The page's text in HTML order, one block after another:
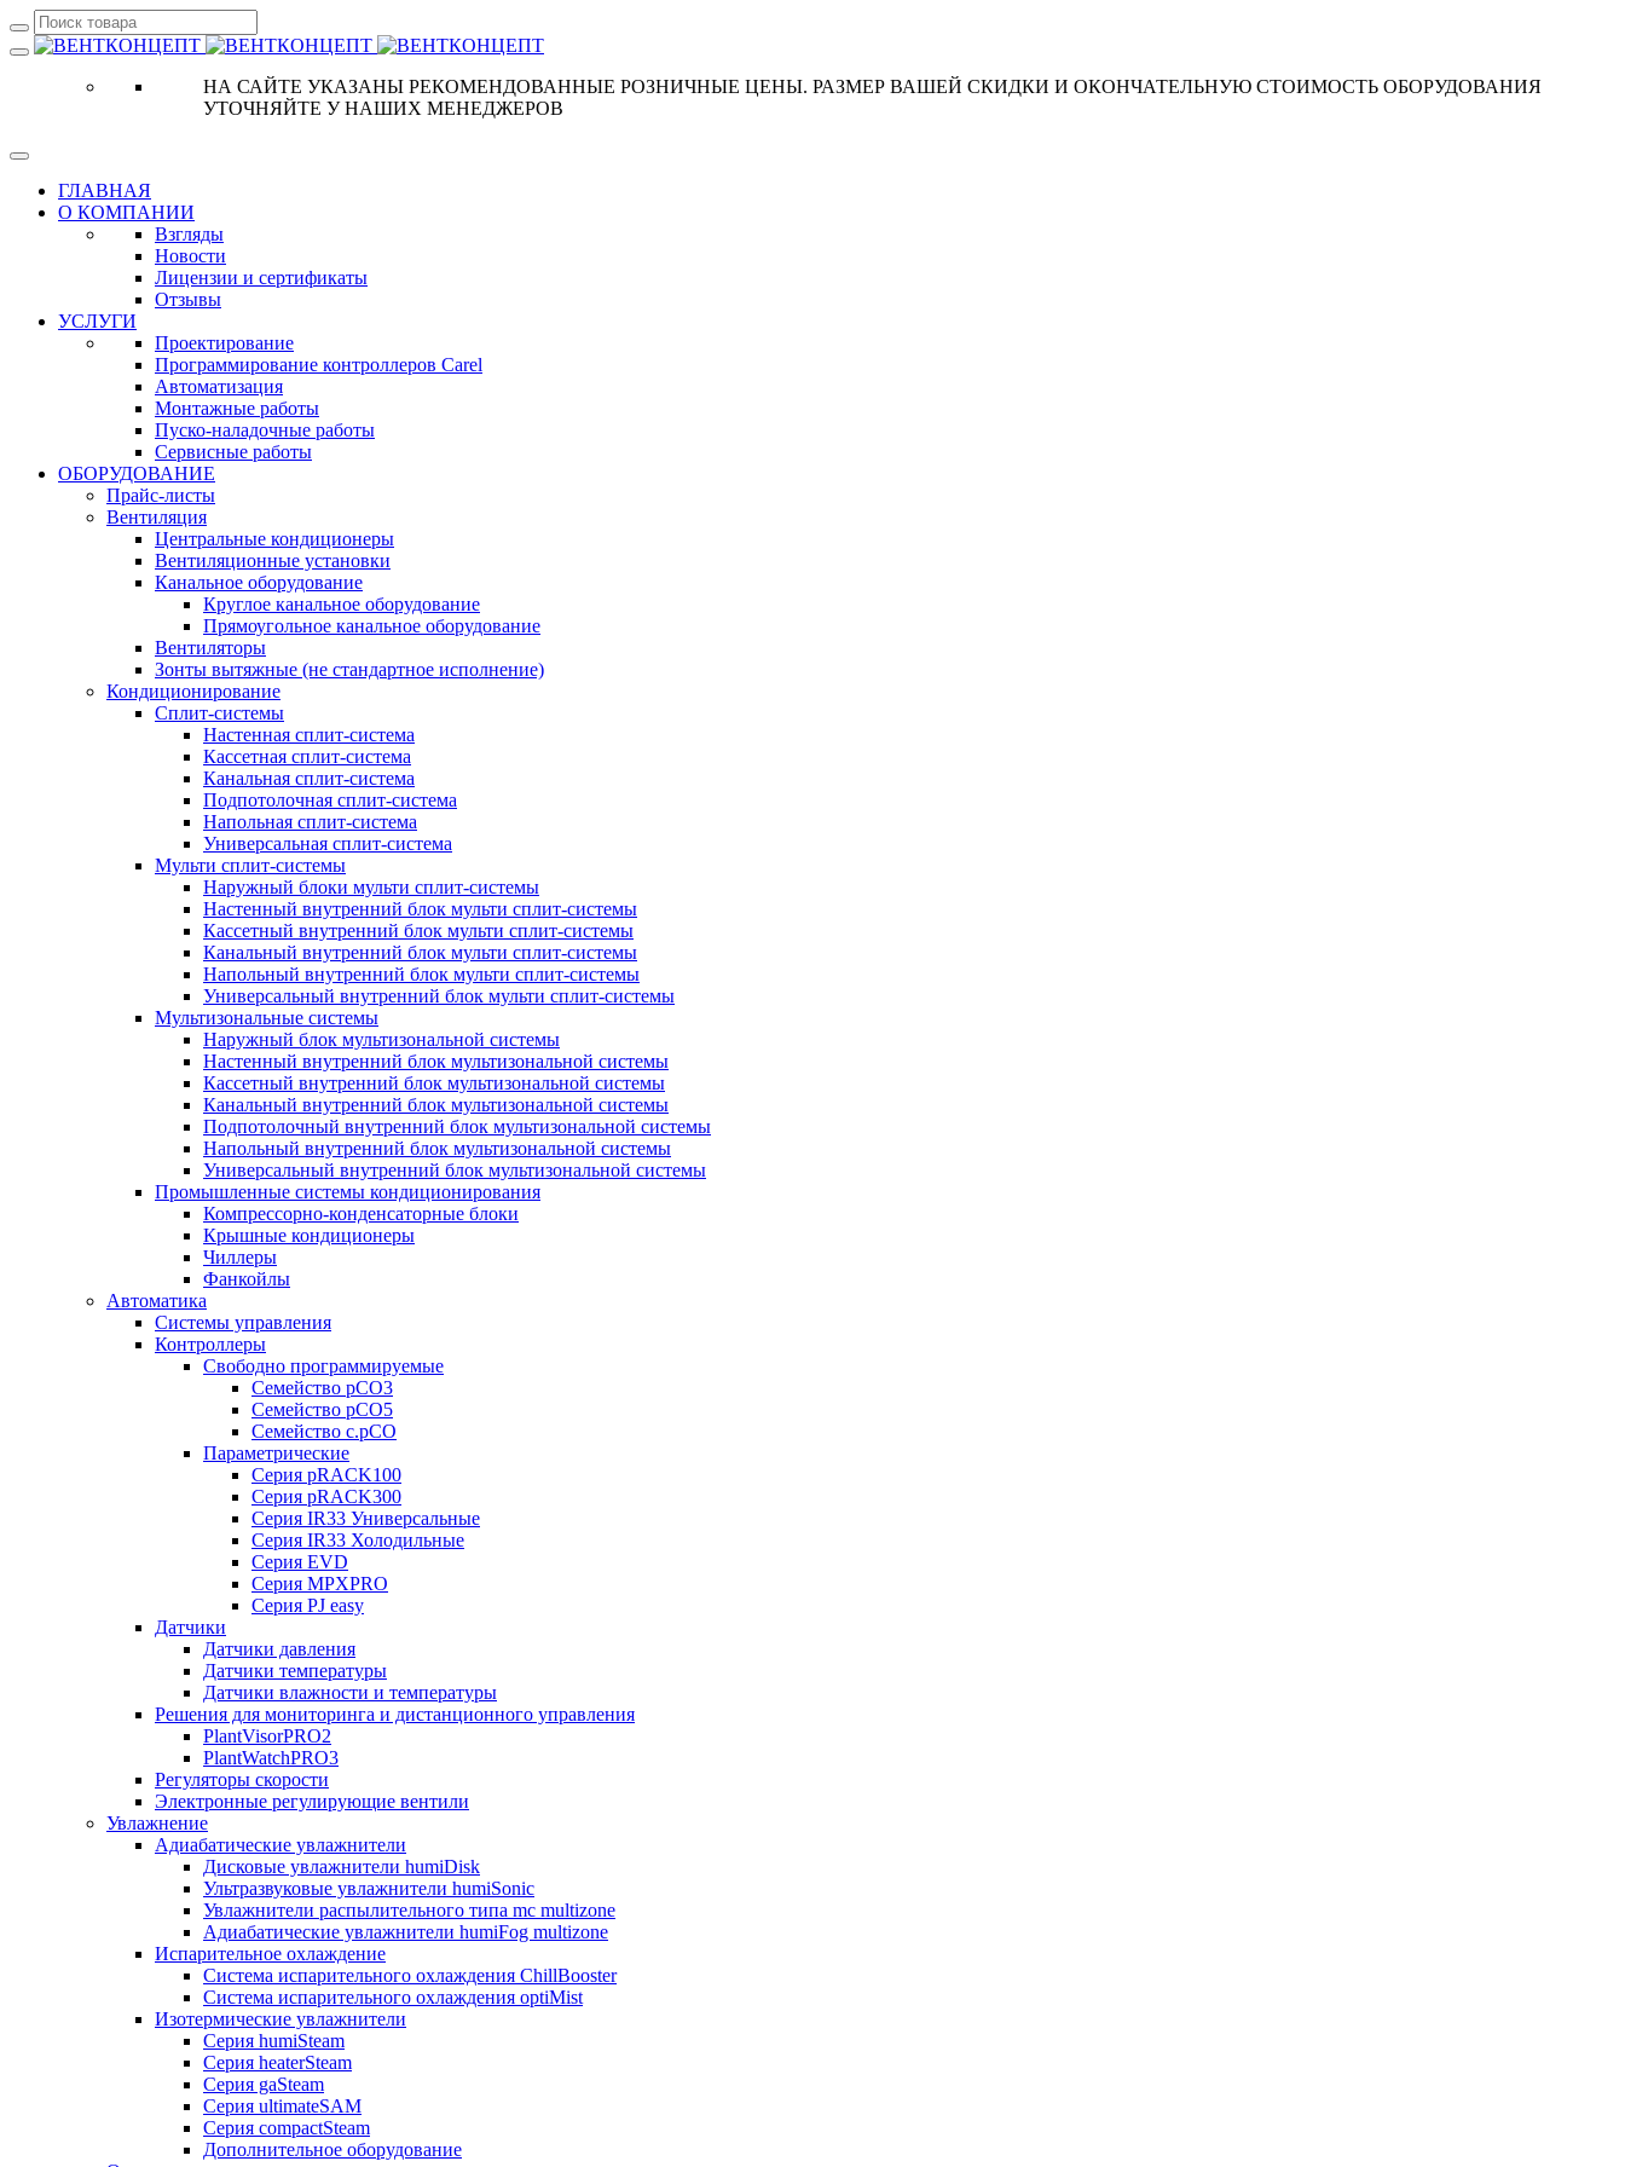
НА САЙТЕ УКАЗАНЫ РЕКОМЕНДОВАННЫЕ РОЗНИЧНЫЕ ЦЕНЫ. РАЗМЕР ВАШЕЙ СКИДКИ И ОКОНЧАТЕЛЬНУЮ СТОИМОСТЬ ОБОРУДОВАНИЯ
УТОЧНЯЙТЕ У НАШИХ МЕНЕДЖЕРОВ
ГЛАВНАЯ
О КОМПАНИИ
Взгляды
Новости
Лицензии и сертификаты
Отзывы
УСЛУГИ
Проектирование
Программирование контроллеров Carel
Автоматизация
Монтажные работы
Пуско-наладочные работы
Сервисные работы
ОБОРУДОВАНИЕ
Прайс-листы
Вентиляция
Центральные кондиционеры
Вентиляционные установки
Канальное оборудование
Круглое канальное оборудование
Прямоугольное канальное оборудование
Вентиляторы
Зонты вытяжные (не стандартное исполнение)
Кондиционирование
Сплит-системы
Настенная сплит-система
Кассетная сплит-система
Канальная сплит-система
Подпотолочная сплит-система
Напольная сплит-система
Универсальная сплит-система
Мульти сплит-системы
Наружный блоки мульти сплит-системы
Настенный внутренний блок мульти сплит-системы
Кассетный внутренний блок мульти сплит-системы
Канальный внутренний блок мульти сплит-системы
Напольный внутренний блок мульти сплит-системы
Универсальный внутренний блок мульти сплит-системы
Мультизональные системы
Наружный блок мультизональной системы
Настенный внутренний блок мультизональной системы
Кассетный внутренний блок мультизональной системы
Канальный внутренний блок мультизональной системы
Подпотолочный внутренний блок мультизональной системы
Напольный внутренний блок мультизональной системы
Универсальный внутренний блок мультизональной системы
Промышленные системы кондиционирования
Компрессорно-конденсаторные блоки
Крышные кондиционеры
Чиллеры
Фанкойлы
Автоматика
Системы управления
Контроллеры
Свободно программируемые
Семейство pCO3
Семейство pCO5
Семейство c.pCO
Параметрические
Серия pRACK100
Серия pRACK300
Серия IR33 Универсальные
Серия IR33 Холодильные
Серия EVD
Серия MPXPRO
Серия PJ easy
Датчики
Датчики давления
Датчики температуры
Датчики влажности и температуры
Решения для мониторинга и дистанционного управления
PlantVisorPRO2
PlantWatchPRO3
Регуляторы скорости
Электронные регулирующие вентили
Увлажнение
Адиабатические увлажнители
Дисковые увлажнители humiDisk
Ультразвуковые увлажнители humiSonic
Увлажнители распылительного типа mc multizone
Адиабатические увлажнители humiFog multizone
Испарительное охлаждение
Система испарительного охлаждения ChillBooster
Система испарительного охлаждения optiMist
Изотермические увлажнители
Серия humiSteam
Серия heaterSteam
Серия gaSteam
Серия ultimateSAM
Серия compactSteam
Дополнительное оборудование